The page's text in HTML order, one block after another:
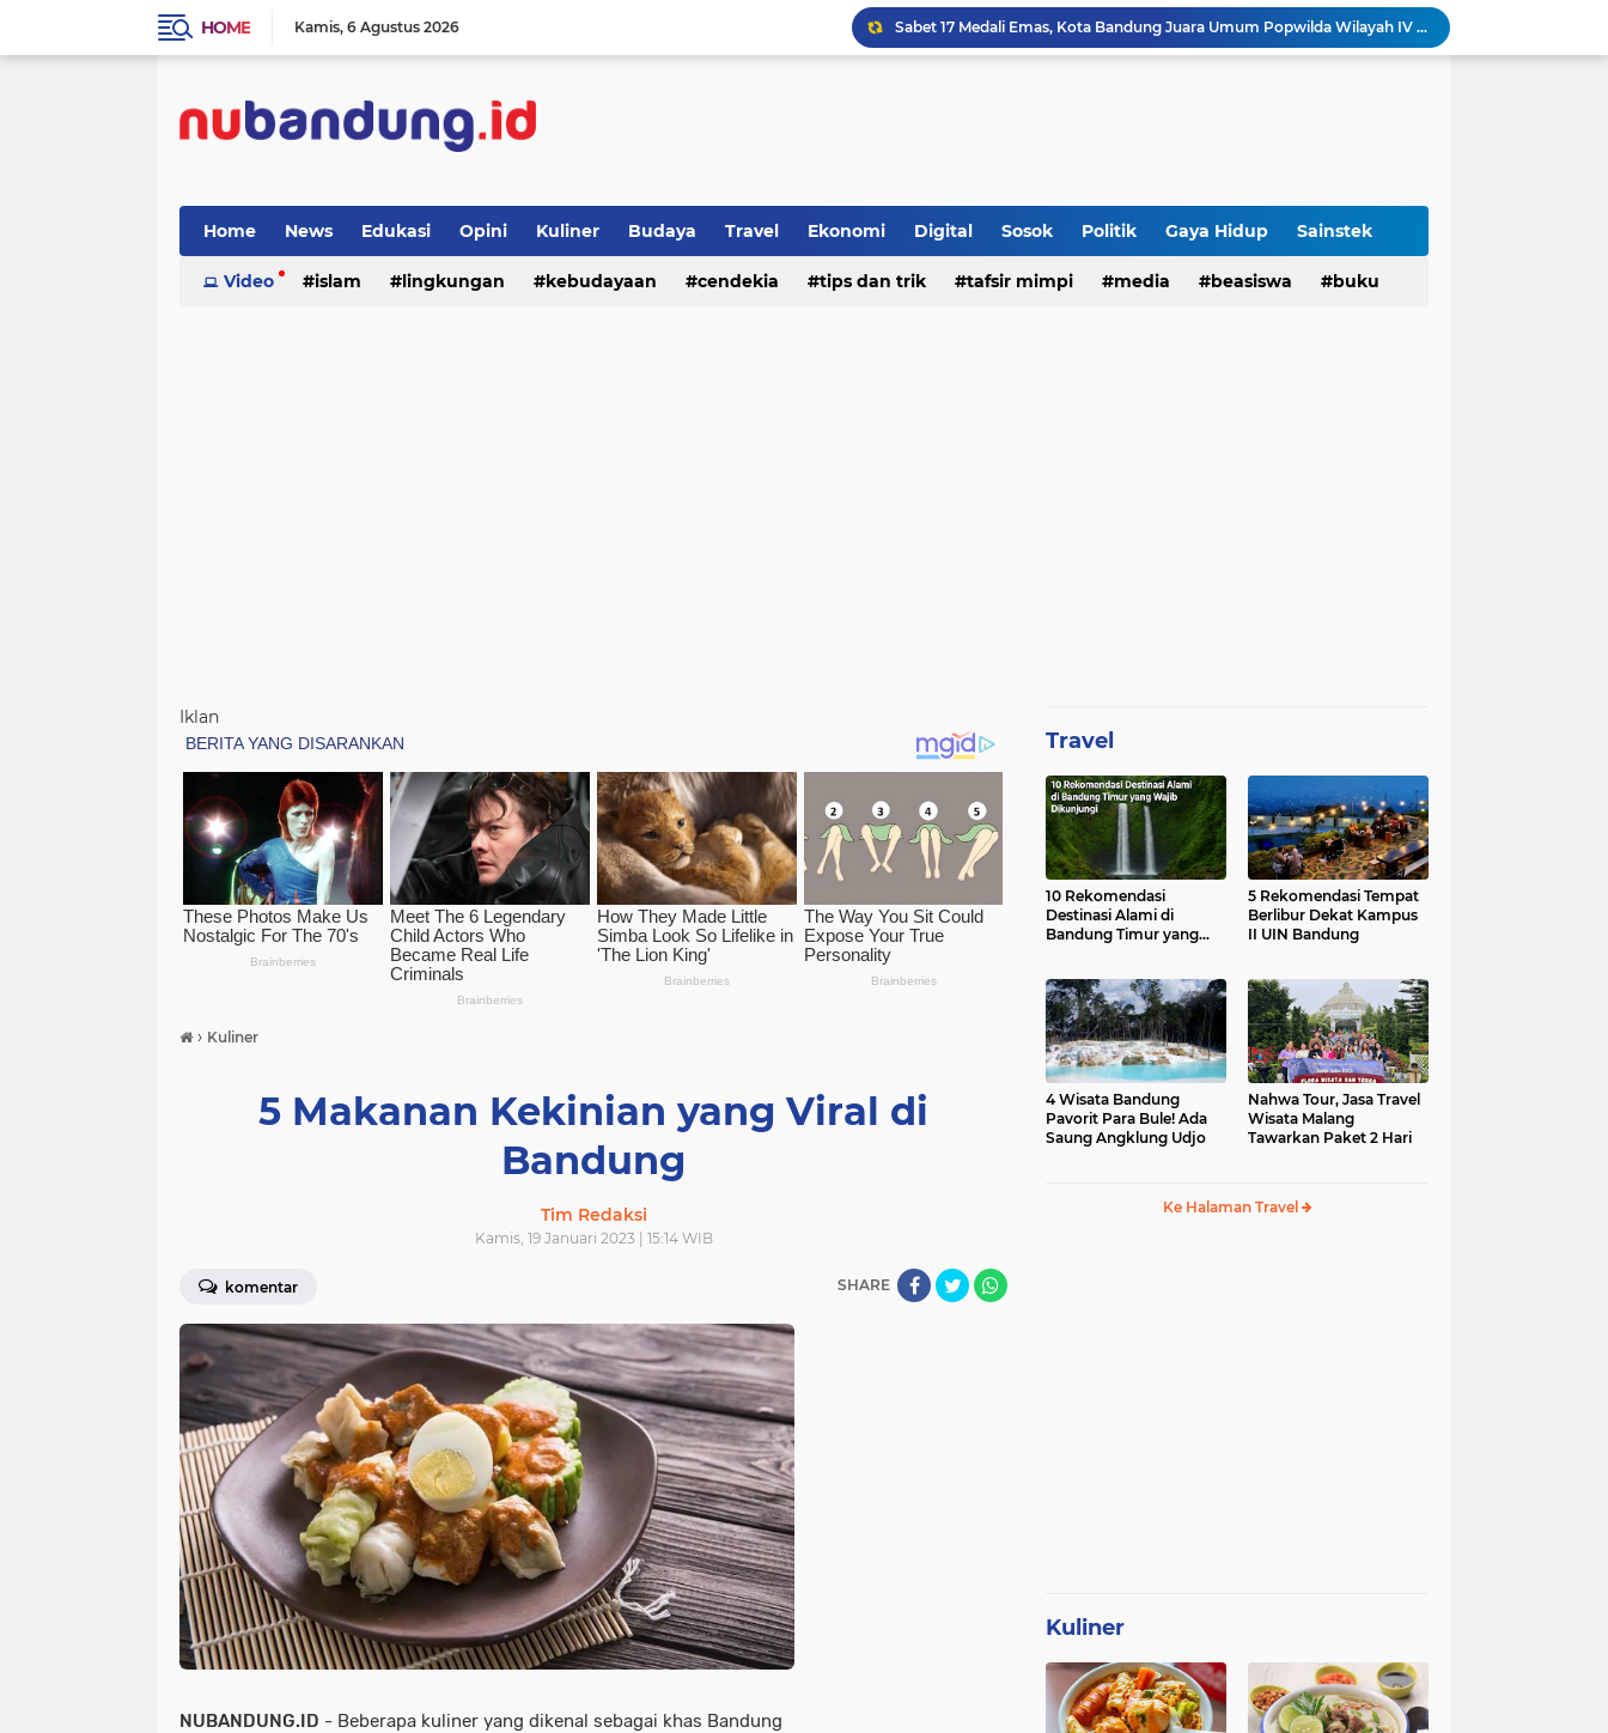
HOME Kamis 6 Agustus 2026
Jalan Redup Agama: Catatan untuk Munas-Kobes NU
Dari UAS Berbasis Proyek, Mahasiswa AFI dan S2 Studi Agama-Agama UIN Bandung Hadirkan Seminar dan Pentas Seni Moderasi Beragama
Islam dan Barat
Home News Edukasi Opini Kuliner Budaya Travel Ekonomi Digital Sosok Politik Gaya Hidup Sainstek
Video islam lingkungan kebudayaan cendekia tips dan trik tafsir mimpi media beasiswa buku
Iklan
› Kuliner
5 Makanan Kekinian yang Viral di
Bandung
Tim Redaksi
Kamis, 19 Januari 2023 | 15:14 WIB
komentar SHARE
NUBANDUNG.ID - Beberapa kuliner yang dikenal sebagai khas Bandung
Travel
10 Rekomendasi
Destinasi Alami di
Bandung Timur yang
5 Rekomendasi Tempat
Berlibur Dekat Kampus
II UIN Bandung
4 Wisata Bandung
Pavorit Para Bule! Ada
Saung Angklung Udjo
Nahwa Tour, Jasa Travel
Wisata Malang
Tawarkan Paket 2 Hari
Ke Halaman Travel
Kuliner